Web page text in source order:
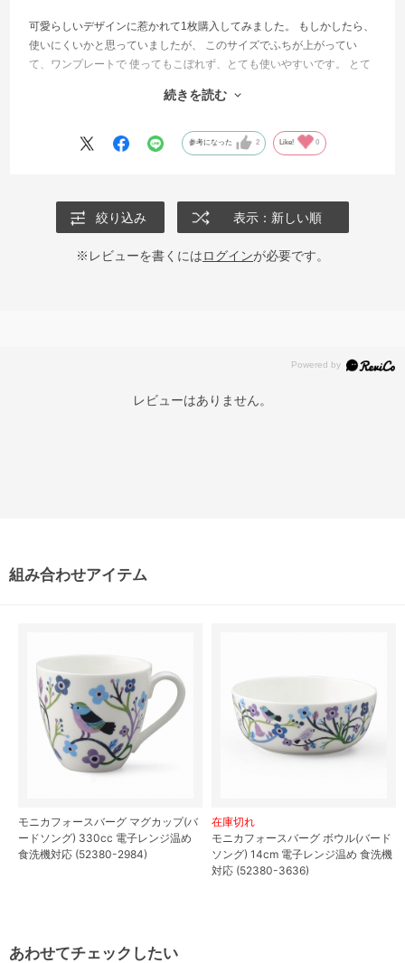
可愛らしいデザインに惹かれて1枚購入してみました。 もしかしたら、
使いにくいかと思っていましたが、 このサイズでふちが上がってい
て、ワンプレートで 使ってもこぼれず、とても使いやすいです。 とて
も購入してみました。 まだ届いていないので（注文したばかり）今か
ってみると、特に気にならないで（重すぎる事もなく） 使えていま
続きを読む
参考になった 2 Like! 0
絞り込み 表示：新しい順
※レビューを書くにはログインが必要です。
レビューはありません。
組み合わせアイテム
モニカフォースバーグ マグカップ(バ
ードソング) 330cc 電子レンジ温め
食洗機対応 (52380-2984)
在庫切れ
モニカフォースバーグ ボウル(バード
ソング) 14cm 電子レンジ温め 食洗機
対応 (52380-3636)
あわせてチェックしたい